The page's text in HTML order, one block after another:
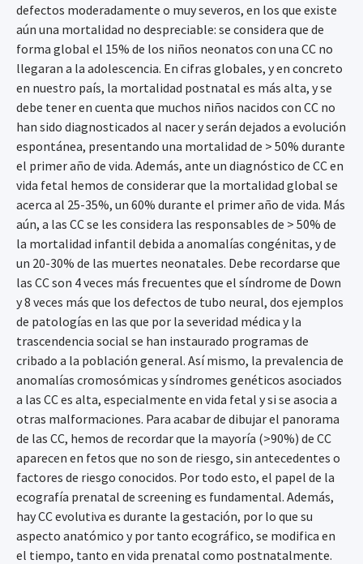
defectos moderadamente o muy severos, en los que existe
aún una mortalidad no despreciable: se considera que de
forma global el 15% de los niños neonatos con una CC no
llegaran a la adolescencia. En cifras globales, y en concreto
en nuestro país, la mortalidad postnatal es más alta, y se
debe tener en cuenta que muchos niños nacidos con CC no
han sido diagnosticados al nacer y serán dejados a evolución
espontánea, presentando una mortalidad de > 50% durante
el primer año de vida. Además, ante un diagnóstico de CC en
vida fetal hemos de considerar que la mortalidad global se
acerca al 25-35%, un 60% durante el primer año de vida. Más
aún, a las CC se les considera las responsables de > 50% de
la mortalidad infantil debida a anomalías congénitas, y de
un 20-30% de las muertes neonatales. Debe recordarse que
las CC son 4 veces más frecuentes que el síndrome de Down
y 8 veces más que los defectos de tubo neural, dos ejemplos
de patologías en las que por la severidad médica y la
trascendencia social se han instaurado programas de
cribado a la población general. Así mismo, la prevalencia de
anomalías cromosómicas y síndromes genéticos asociados
a las CC es alta, especialmente en vida fetal y si se asocia a
otras malformaciones. Para acabar de dibujar el panorama
de las CC, hemos de recordar que la mayoría (>90%) de CC
aparecen en fetos que no son de riesgo, sin antecedentes o
factores de riesgo conocidos. Por todo esto, el papel de la
ecografía prenatal de screening es fundamental. Además,
hay CC evolutiva es durante la gestación, por lo que su
aspecto anatómico y por tanto ecográfico, se modifica en
el tiempo, tanto en vida prenatal como postnatalmente.